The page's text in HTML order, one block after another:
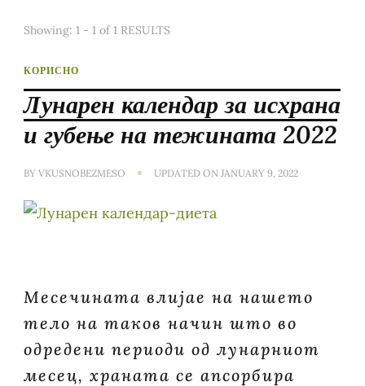
Showing: 1 - 1 of 1 RESULTS
КОРИСНО
Лунарен календар за исхрана
и губење на тежината 2022
BY VKUSNOBEZMESO UPDATED ON JANUARY 9, 2022
Месечината влијае на нашето
тело на таков начин што во
одредени периоди од лунарниот
месец, храната се апсорбира